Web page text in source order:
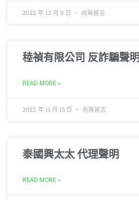
2022 年 12 月 9 日 尚無留言
稑禎有限公司 反詐騙聲明
READ MORE »
2022 年 11 月 15 日 尚無留言
泰國興太太 代理聲明
READ MORE »